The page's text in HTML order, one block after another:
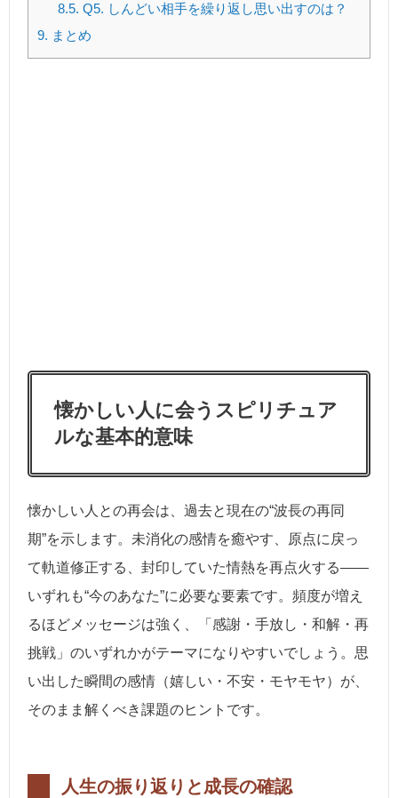
8.5. Q5. しんどい相手を繰り返し思い出すのは？
9. まとめ
懐かしい人に会うスピリチュア
ルな基本的意味
懐かしい人との再会は、過去と現在の“波長の再同
期”を示します。未消化の感情を癒やす、原点に戻っ
て軌道修正する、封印していた情熱を再点火する——
いずれも“今のあなた”に必要な要素です。頻度が増え
るほどメッセージは強く、「感謝・手放し・和解・再
挑戦」のいずれかがテーマになりやすいでしょう。思
い出した瞬間の感情（嬉しい・不安・モヤモヤ）が、
そのまま解くべき課題のヒントです。
人生の振り返りと成長の確認